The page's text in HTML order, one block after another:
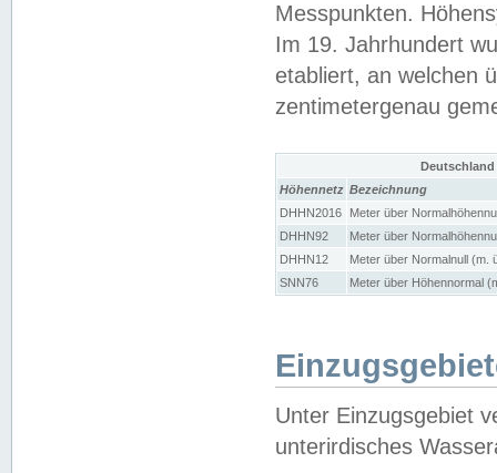
Messpunkten.
Im 19. Jahrhundert
etabliert, an welchen
zentimetergenau
Höhennetz Bezeichnung
DHHN2016
Meter über
DHHN92
Meter über
DHHN12
Meter über Normalnull (m.
SNN76
Meter über Höhennormal
Unter Einzugsgebiet
unterirdisches